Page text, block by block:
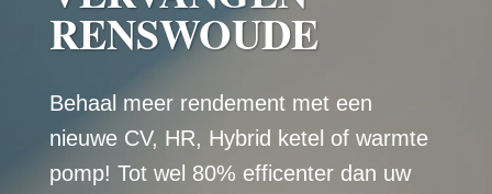
RENSWOUDE
Behaal meer rendement met een
nieuwe CV, HR, Hybrid ketel of warmte
pomp! Tot wel 80% efficenter dan uw